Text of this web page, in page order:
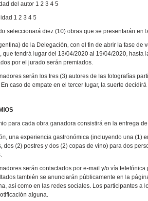
del autor 1 2 3 4 5
1 2 3 4 5
seleccionará diez (10) obras que se presentarán en
de la Delegación, con el fin de abrir la fase de
que tendrá lugar del 13/04/2020 al 19/04/2020, hasta
por el jurado serán premiados.
serán los tres (3) autores de las fotografías
En caso de empate en el tercer lugar, la suerte
para cada obra ganadora consistirá en la entrega
una experiencia gastronómica (incluyendo una (1)
dos (2) postres y dos (2) copas de vino) para dos
serán contactados por e-mail y/o vía
también se anunciarán públicamente en la
así como en las redes sociales. Los participantes a
alguna.